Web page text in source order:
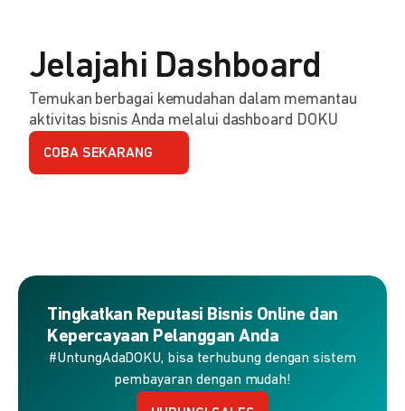
Jelajahi Dashboard
Temukan berbagai kemudahan dalam memantau
aktivitas bisnis Anda melalui dashboard DOKU
COBA SEKARANG
Tingkatkan Reputasi Bisnis Online dan
Kepercayaan Pelanggan Anda
#UntungAdaDOKU, bisa terhubung dengan sistem
pembayaran dengan mudah!